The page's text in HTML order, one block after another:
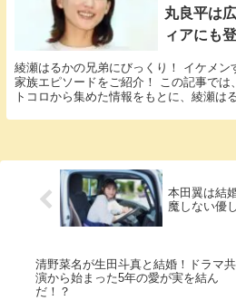
丸良平は
ィアにも
綾瀬はるかの兄弟にびっくり！ イケメン
家族エピソードをご紹介！ この記事では
トコロから集めた情報をもとに、綾瀬は
本田翼は結
魔しない優
清野菜名が生田斗真と結婚！ドラマ共
演から始まった5年の愛が実を結ん
だ！？